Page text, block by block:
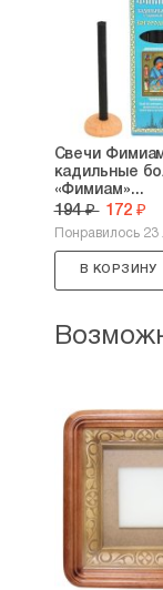
Свечи
кадильные
«Фимиам»...
194 ₽ 172 ₽
Понравилось
В КОРЗИНУ